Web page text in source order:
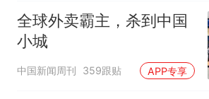
全球外卖霸主，杀到中国
小城
中国新闻周刊 359跟贴 APP专享